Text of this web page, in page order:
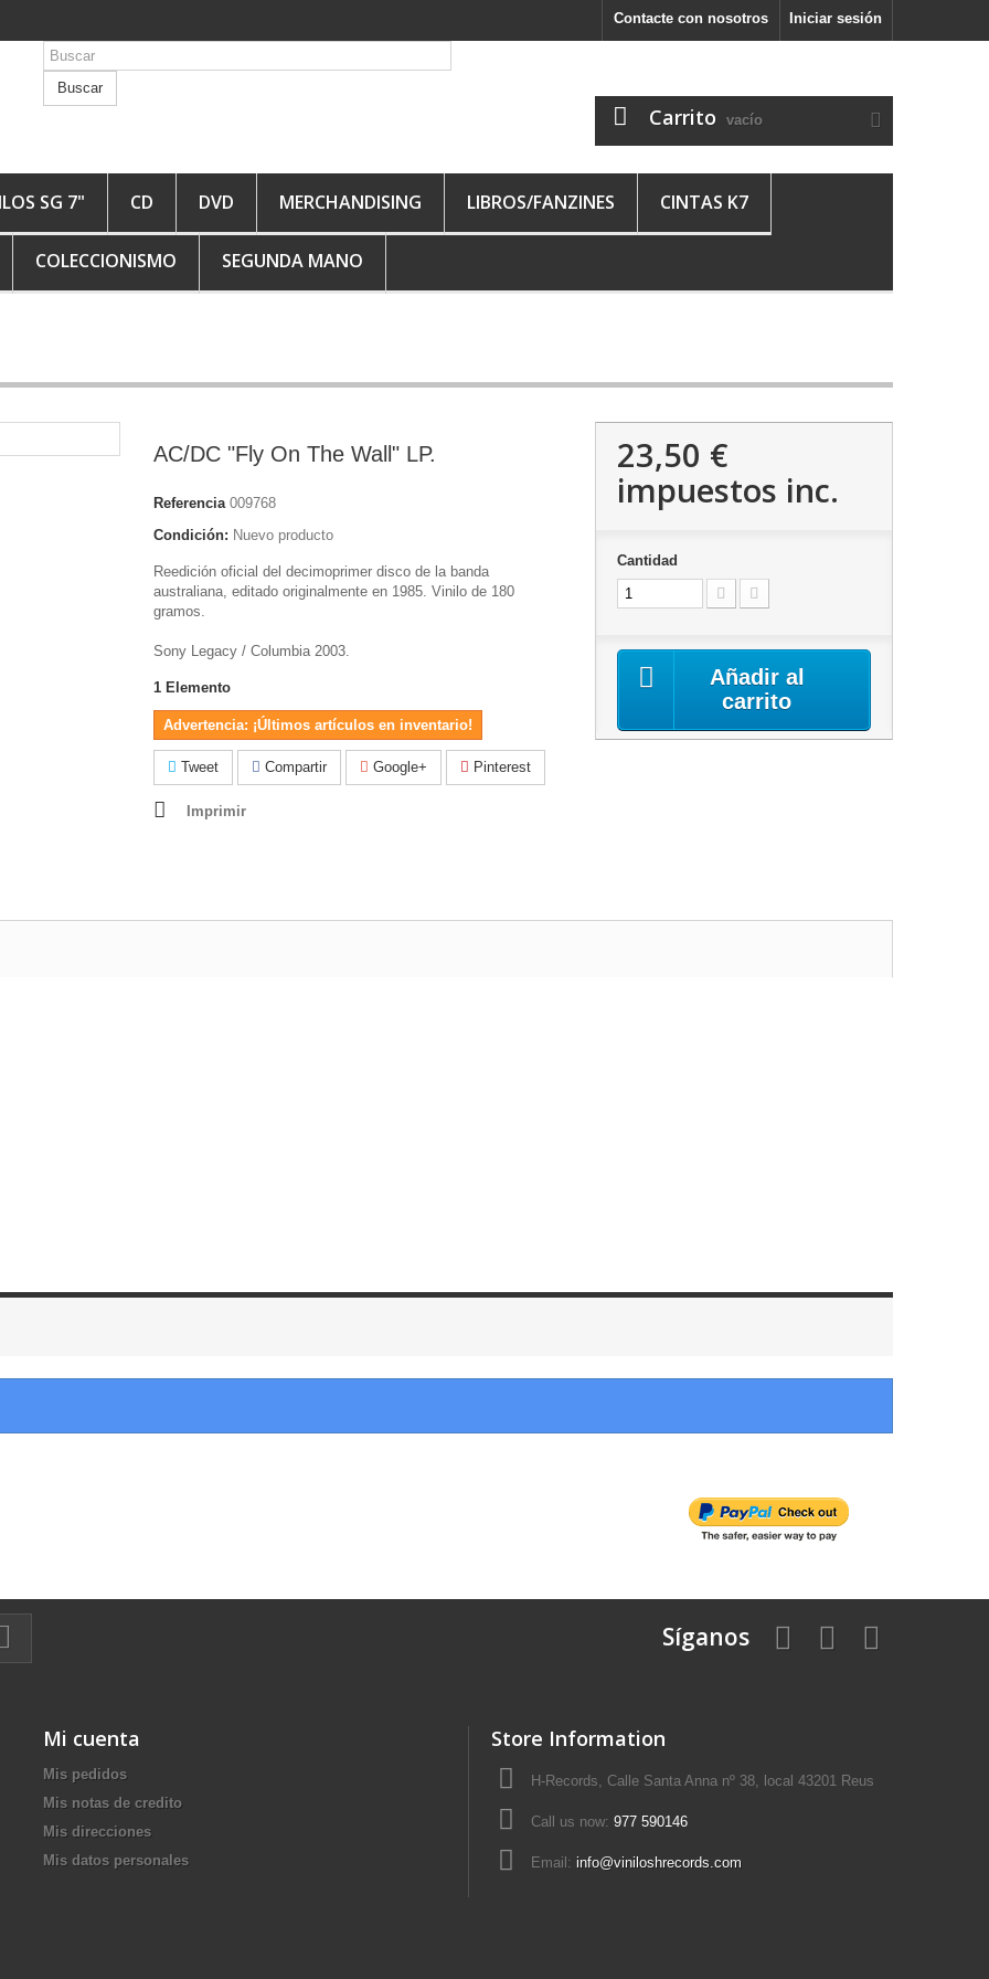
Iniciar sesión
Contacte con nosotros
Buscar
Carrito vacío
SG 7" CD DVD MERCHANDISING LIBROS/FANZINES CINTAS K7
COLECCIONISMO SEGUNDA MANO
AC/DC "Fly On The Wall" LP.
Referencia 009768
Condición: Nuevo producto
Reedición oficial del decimoprimer disco de la banda
australiana, editado originalmente en 1985. Vinilo de 180
gramos.
Sony Legacy / Columbia 2003.
1 Elemento
Advertencia: ¡Últimos artículos en inventario!
Tweet Compartir Google+ Pinterest
Imprimir
23,50 €
impuestos inc.
Cantidad
Añadir al
carrito
Síganos
Mi cuenta
Mis pedidos
Mis notas de credito
Mis direcciones
Mis datos personales
Store Information
H-Records, Calle Santa Anna nº 38, local 43201 Reus
Call us now: 977 590146
Email: info@viniloshrecords.com